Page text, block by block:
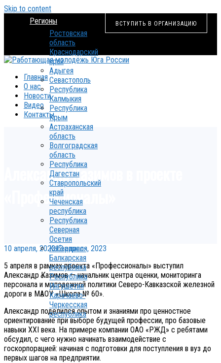
Skip to content
ВСТУПИТЬ В ОРГАНИЗАЦИЮ
Регионы
Ростовская
область
Краснодарский
край
Адыгея
Севастополь
Республика
Калмыкия
Республика
Крым
Астраханская
область
Волгоградская
область
Республика
Дагестан
Ставропольский
край
Чеченская
республика
Республика
Северная
Осетия
Кабардино-
Балкарская
республика
Республика
Ингушетия
Карачаево-
Черкесская
республика
Главная
О нас
Новости
Видео
Контакты
Александр Казимов в проекте
«Профессионалы»
10 апреля, 202313 апреля, 2023
5 апреля в рамках проекта «Профессионалы» выступил
Александр Казимов — начальник центра оценки, мониторинга
персонала и молодежной политики Северо-Кавказской железной
дороги в МАОУ «Школа № 60».
Александр поделился опытом и знаниями про ценностное
ориентирование при выборе будущей профессии, про базовые
навыки XXI века. На примере компании ОАО «РЖД» с ребятами
обсудил, с чего нужно начинать взаимодействие с
госкорпорацией: начиная с подготовки для поступления в вуз до
первых шагов на предприятии.